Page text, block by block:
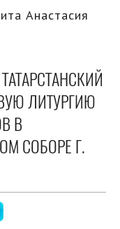
Анастасия
ЛИТУРГИЮ
В
СОБОРЕ Г.